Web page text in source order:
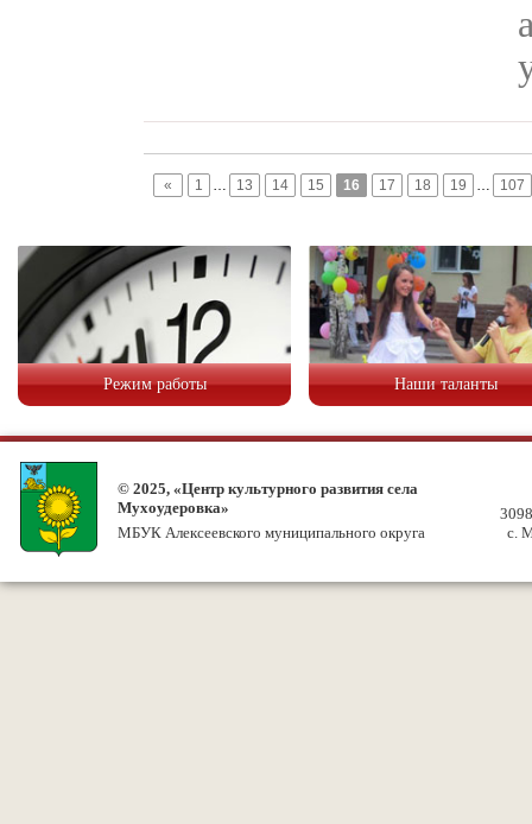
« 1 … 13 14 15 16 17 18 19 … 107
Режим работы Наши таланты
© 2025, «Центр культурного развития села
Мухоудеровка»
МБУК Алексеевского муниципального округа
с.